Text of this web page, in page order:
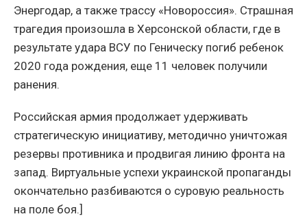
Энергодар, а также трассу «Новороссия». Страшная
трагедия произошла в Херсонской области, где в
результате удара ВСУ по Геническу погиб ребенок
2020 года рождения, еще 11 человек получили
ранения.
Российская армия продолжает удерживать
стратегическую инициативу, методично уничтожая
резервы противника и продвигая линию фронта на
запад. Виртуальные успехи украинской пропаганды
окончательно разбиваются о суровую реальность
на поле боя.]